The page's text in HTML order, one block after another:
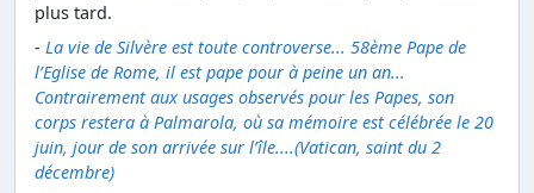
plus tard.
- La vie de Silvère est toute controverse... 58ème Pape de
l’Eglise de Rome, il est pape pour à peine un an...
Contrairement aux usages observés pour les Papes, son
corps restera à Palmarola, où sa mémoire est célébrée le 20
juin, jour de son arrivée sur l’île....(Vatican, saint du 2
décembre)